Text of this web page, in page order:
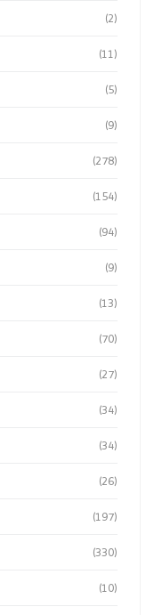
(2)
(11)
(5)
(9)
(278)
(154)
(94)
(9)
(13)
(70)
(27)
(34)
(34)
(26)
(197)
(330)
(10)